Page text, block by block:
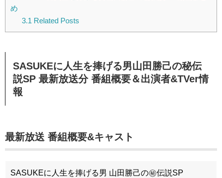
め
3.1 Related Posts
SASUKEに人生を捧げる男山田勝己の秘伝
説SP 最新放送分 番組概要＆出演者&TVer情
報
最新放送 番組概要&キャスト
SASUKEに人生を捧げる男 山田勝己の㊙伝説SP